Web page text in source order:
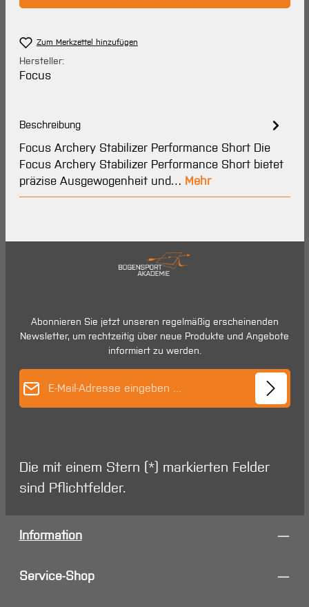
Zum Merkzettel hinzufügen
Hersteller:
Focus
Beschreibung
Focus Archery Stabilizer Performance Short Die
Focus Archery Stabilizer Performance Short bietet
präzise Ausgewogenheit und… Mehr
Abonnieren Sie jetzt unseren regelmäßig erscheinenden
Newsletter, um rechtzeitig über neue Produkte und Angebote
informiert zu werden.
Die mit einem Stern (*) markierten Felder
sind Pflichtfelder.
Information
Service-Shop